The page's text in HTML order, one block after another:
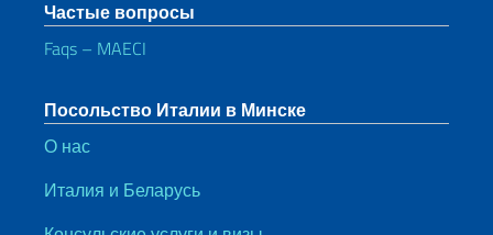
Частые вопросы
Faqs – MAECI
Посольство Италии в Минске
О нас
Италия и Беларусь